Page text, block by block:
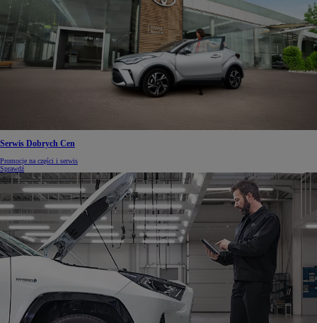
Serwis Dobrych Cen
Promocje na części i serwis
Sprawdź